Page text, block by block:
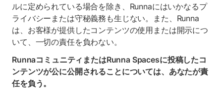
ルに定められている場合を除き、Runnaにはいかなるプ
ライバシーまたは守秘義務も生じない。また、Runna
は、お客様が提供したコンテンツの使用または開示につ
いて、一切の責任を負わない。
RunnaコミュニティまたはRunna Spacesに投稿したコ
ンテンツが公に公開されることについては、あなたが責
任を負う。